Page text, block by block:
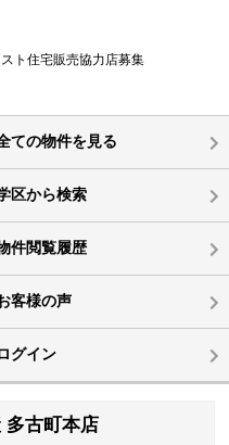
ト住宅販売協力店募集
ての物件を見る
区から検索
件閲覧履歴
客様の声
グイン
多古町本店